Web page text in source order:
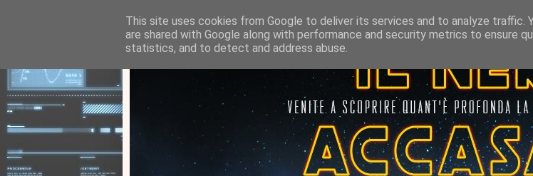
This site uses cookies from Google to deliver its services and to analyze traffic.
are shared with Google along with performance and security metrics to ensure
statistics, and to detect and address abuse.